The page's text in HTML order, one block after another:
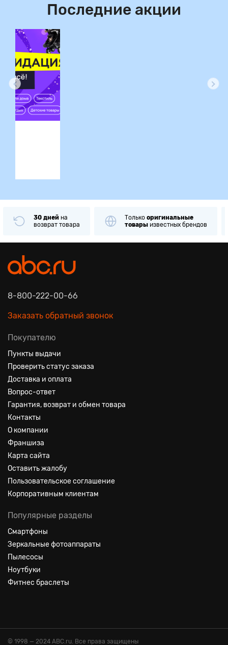
Последние акции
30 дней на
возврат товара
Только оригинальные
товары известных брендов
8-800-222-00-66
Заказать обратный звонок
Покупателю
Пункты выдачи
Проверить статус заказа
Доставка и оплата
Вопрос-ответ
Гарантия, возврат и обмен товара
Контакты
О компании
Франшиза
Карта сайта
Оставить жалобу
Пользовательское соглашение
Корпоративным клиентам
Популярные разделы
Смартфоны
Зеркальные фотоаппараты
Пылесосы
Ноутбуки
Фитнес браслеты
© 1998 — 2024 ABC.ru. Все права защищены